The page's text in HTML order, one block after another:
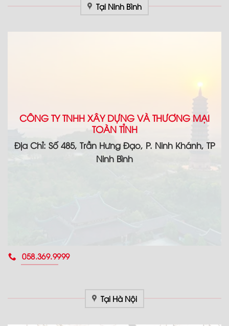
Tại Ninh Bình
CÔNG TY TNHH XÂY DỰNG VÀ THƯƠNG MẠI
TOÀN TỈNH
Địa Chỉ: Số 485, Trần Hưng Đạo, P. Ninh Khánh, TP
Ninh Bình
058.369.9999
Tại Hà Nội